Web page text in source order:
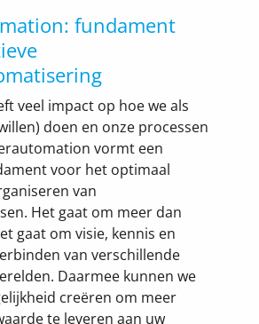
fundament
veel impact op hoe we als
doen en onze processen
vormt een
voor het optimaal
van
Het gaat om meer dan
gaat om visie, kennis en
van verschillende
Daarmee kunnen we
creëren om meer
te leveren aan uw